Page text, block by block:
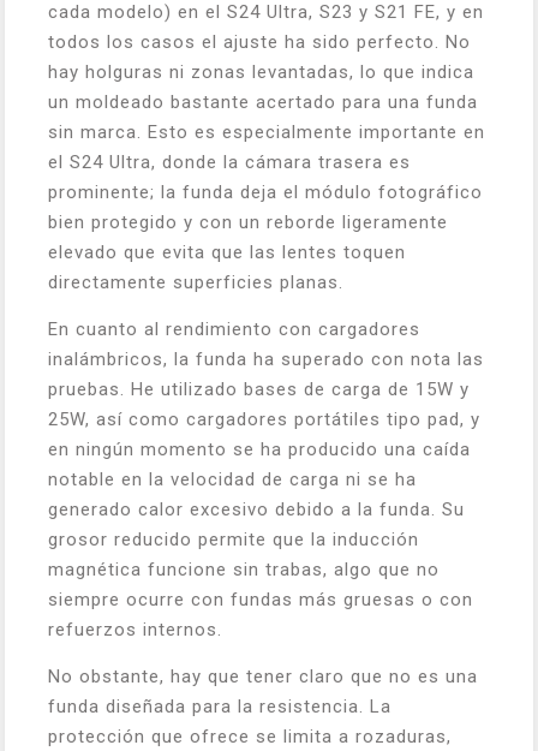
cada modelo) en el S24 Ultra, S23 y S21 FE, y en
todos los casos el ajuste ha sido perfecto. No
hay holguras ni zonas levantadas, lo que indica
un moldeado bastante acertado para una funda
sin marca. Esto es especialmente importante en
el S24 Ultra, donde la cámara trasera es
prominente; la funda deja el módulo fotográfico
bien protegido y con un reborde ligeramente
elevado que evita que las lentes toquen
directamente superficies planas.
En cuanto al rendimiento con cargadores
inalámbricos, la funda ha superado con nota las
pruebas. He utilizado bases de carga de 15W y
25W, así como cargadores portátiles tipo pad, y
en ningún momento se ha producido una caída
notable en la velocidad de carga ni se ha
generado calor excesivo debido a la funda. Su
grosor reducido permite que la inducción
magnética funcione sin trabas, algo que no
siempre ocurre con fundas más gruesas o con
refuerzos internos.
No obstante, hay que tener claro que no es una
funda diseñada para la resistencia. La
protección que ofrece se limita a rozaduras,